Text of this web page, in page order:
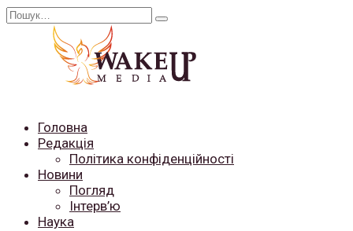
Перейти
Search
Головна
Редакція
Політика конфіденційності
Новини
Погляд
Інтерв’ю
Наука